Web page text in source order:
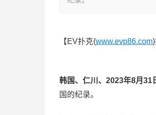
【EV扑克(www.evp86.com)
韩国、仁川、2023年8月31
国的纪录。